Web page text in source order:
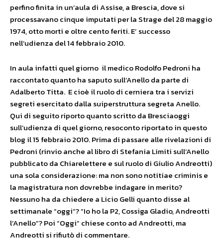
perfino finita in un’aula di Assise, a Brescia, dove si
processavano cinque imputati per la Strage del 28 maggio
1974, otto morti e oltre cento feriti. E’ successo
nell’udienza del 14 febbraio 2010.
In aula infatti quel giorno il medico Rodolfo Pedroni ha
raccontato quanto ha saputo sull’Anello da parte di
Adalberto Titta. E cioè il ruolo di cerniera tra i servizi
segreti esercitato dalla suiperstruttura segreta Anello.
Qui di seguito riporto quanto scritto da Bresciaoggi
sull’udienza di quel giorno, resoconto riportato in questo
blog il 15 febbraio 2010. Prima di passare alle rivelazioni di
Pedroni (rinvio anche al libro di Stefania Limiti sull’Anello
pubblicato da Chiarelettere e sul ruolo di Giulio Andreotti)
una sola considerazione: ma non sono notitiae criminis e
la magistratura non dovrebbe indagare in merito?
Nessuno ha da chiedere a Licio Gelli quanto disse al
settimanale “oggi”? “Io ho la P2, Cossiga Gladio, Andreotti
l’Anello”? Poi “Oggi” chiese conto ad Andreotti, ma
Andreotti si rifiutò di commentare.